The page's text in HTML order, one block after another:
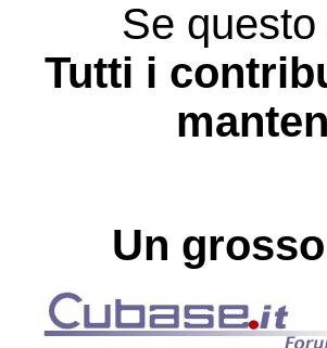
Se
Tutti i
Un grosso